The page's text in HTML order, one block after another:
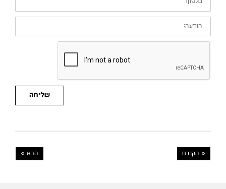
הודעה:
שליחה
« הקודם הבא »